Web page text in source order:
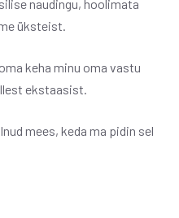
naudingu, hoolimata
üksteist.
keha minu oma vastu
ekstaasist.
mees, keda ma pidin sel